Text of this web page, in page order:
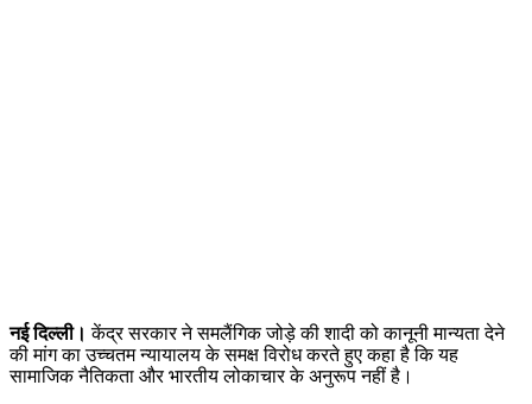
नई दिल्ली। केंद्र सरकार ने समलैंगिक जोड़े की शादी को कानूनी मान्यता देने
की मांग का उच्चतम न्यायालय के समक्ष विरोध करते हुए कहा है कि यह
सामाजिक नैतिकता और भारतीय लोकाचार के अनुरूप नहीं है।